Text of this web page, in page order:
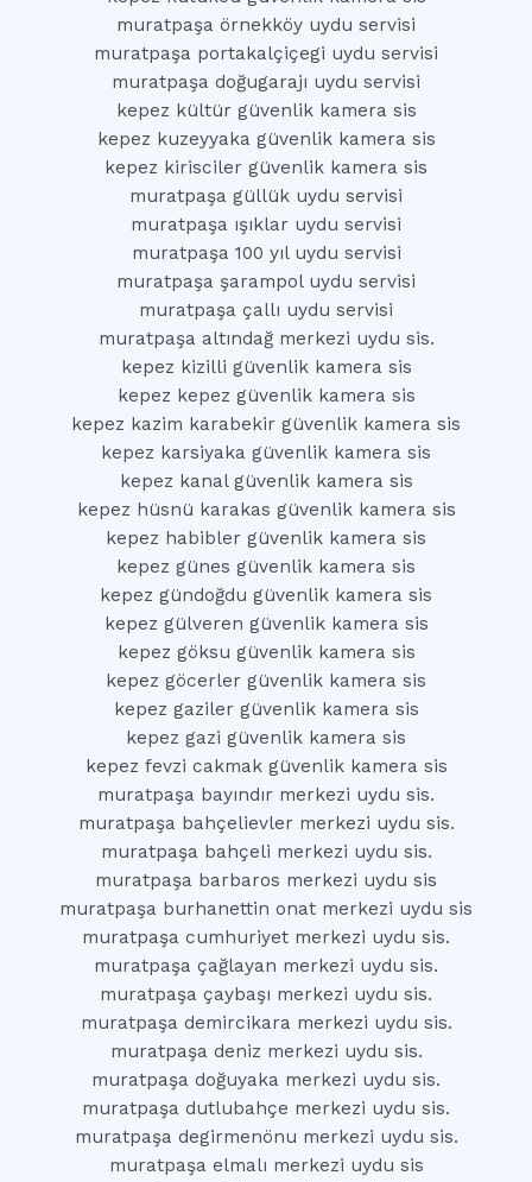
muratpaşa örnekköy uydu servisi
muratpaşa portakalçiçegi uydu servisi
muratpaşa doğugarajı uydu servisi
kepez kültür güvenlik kamera sis
kepez kuzeyyaka güvenlik kamera sis
kepez kirisciler güvenlik kamera sis
muratpaşa güllük uydu servisi
muratpaşa ışıklar uydu servisi
muratpaşa 100 yıl uydu servisi
muratpaşa şarampol uydu servisi
muratpaşa çallı uydu servisi
muratpaşa altındağ merkezi uydu sis.
kepez kizilli güvenlik kamera sis
kepez kepez güvenlik kamera sis
kepez kazim karabekir güvenlik kamera sis
kepez karsiyaka güvenlik kamera sis
kepez kanal güvenlik kamera sis
kepez hüsnü karakas güvenlik kamera sis
kepez habibler güvenlik kamera sis
kepez günes güvenlik kamera sis
kepez gündoğdu güvenlik kamera sis
kepez gülveren güvenlik kamera sis
kepez göksu güvenlik kamera sis
kepez göcerler güvenlik kamera sis
kepez gaziler güvenlik kamera sis
kepez gazi güvenlik kamera sis
kepez fevzi cakmak güvenlik kamera sis
muratpaşa bayındır merkezi uydu sis.
muratpaşa bahçelievler merkezi uydu sis.
muratpaşa bahçeli merkezi uydu sis.
muratpaşa barbaros merkezi uydu sis
muratpaşa burhanettin onat merkezi uydu sis
muratpaşa cumhuriyet merkezi uydu sis.
muratpaşa çağlayan merkezi uydu sis.
muratpaşa çaybaşı merkezi uydu sis.
muratpaşa demircikara merkezi uydu sis.
muratpaşa deniz merkezi uydu sis.
muratpaşa doğuyaka merkezi uydu sis.
muratpaşa dutlubahçe merkezi uydu sis.
muratpaşa degirmenönu merkezi uydu sis.
muratpaşa elmalı merkezi uydu sis